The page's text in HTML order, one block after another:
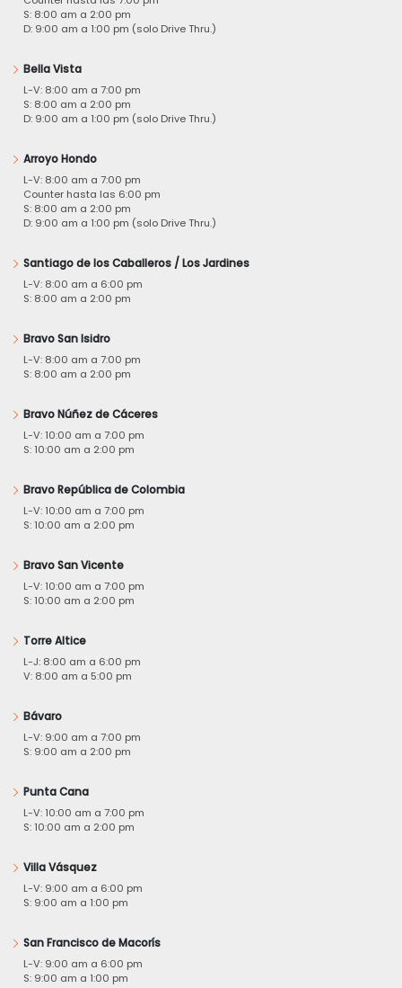
S: 8:00 am a 2:00 pm
D: 9:00 am a 1:00 pm (solo Drive Thru.)
Bella Vista
L-V: 8:00 am a 7:00 pm
S: 8:00 am a 2:00 pm
D: 9:00 am a 1:00 pm (solo Drive Thru.)
Arroyo Hondo
L-V: 8:00 am a 7:00 pm
Counter hasta las 6:00 pm
S: 8:00 am a 2:00 pm
D: 9:00 am a 1:00 pm (solo Drive Thru.)
Santiago de los Caballeros / Los Jardines
L-V: 8:00 am a 6:00 pm
S: 8:00 am a 2:00 pm
Bravo San Isidro
L-V: 8:00 am a 7:00 pm
S: 8:00 am a 2:00 pm
Bravo Núñez de Cáceres
L-V: 10:00 am a 7:00 pm
S: 10:00 am a 2:00 pm
Bravo República de Colombia
L-V: 10:00 am a 7:00 pm
S: 10:00 am a 2:00 pm
Bravo San Vicente
L-V: 10:00 am a 7:00 pm
S: 10:00 am a 2:00 pm
Torre Altice
L-J: 8:00 am a 6:00 pm
V: 8:00 am a 5:00 pm
Bávaro
L-V: 9:00 am a 7:00 pm
S: 9:00 am a 2:00 pm
Punta Cana
L-V: 10:00 am a 7:00 pm
S: 10:00 am a 2:00 pm
Villa Vásquez
L-V: 9:00 am a 6:00 pm
S: 9:00 am a 1:00 pm
San Francisco de Macorís
L-V: 9:00 am a 6:00 pm
S: 9:00 am a 1:00 pm